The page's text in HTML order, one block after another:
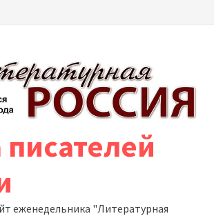
писателей
еженедельника "Литературная